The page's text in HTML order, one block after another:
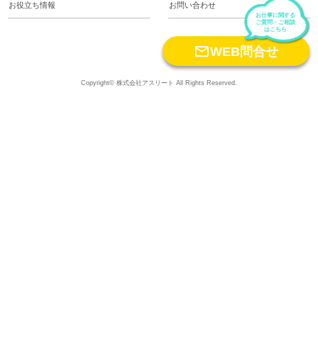
お役立ち情報 お問い合わせ
お仕事に関する
ご質問・ご相談
はこちら
WEB問合せ
Copyright© 株式会社アスリート All Rights Reserved.